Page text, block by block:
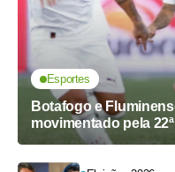
Esportes
Botafogo e
movimentado pela